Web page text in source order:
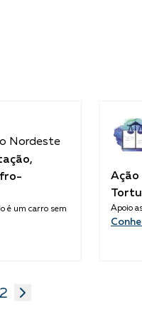
Nordeste
é um carro sem
Ação
Apoio